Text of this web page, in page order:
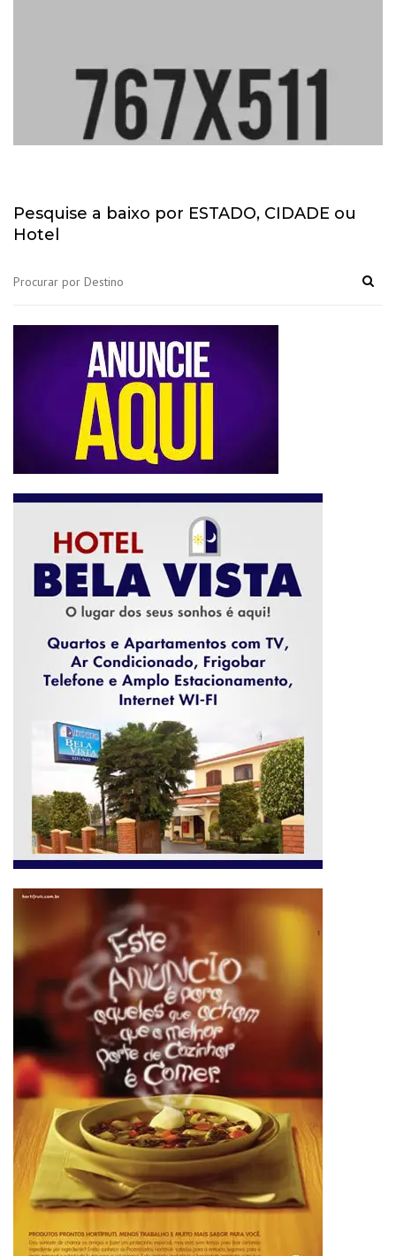
Pesquise a baixo por ESTADO, CIDADE ou
Hotel